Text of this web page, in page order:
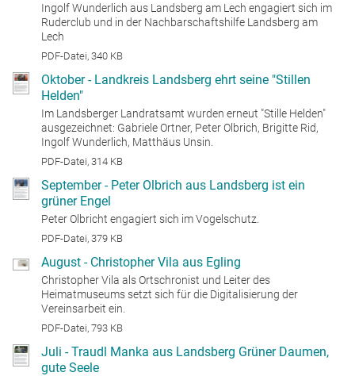
Ingolf Wunderlich aus Landsberg am Lech engagiert sich im
Ruderclub und in der Nachbarschaftshilfe Landsberg am
Lech
PDF-Datei, 340 KB
Oktober - Landkreis Landsberg ehrt seine "Stillen
Helden"
Im Landsberger Landratsamt wurden erneut "Stille Helden"
ausgezeichnet: Gabriele Ortner, Peter Olbrich, Brigitte Rid,
Ingolf Wunderlich, Matthäus Unsin.
PDF-Datei, 314 KB
September - Peter Olbrich aus Landsberg ist ein
grüner Engel
Peter Olbricht engagiert sich im Vogelschutz.
PDF-Datei, 379 KB
August - Christopher Vila aus Egling
Christopher Vila als Ortschronist und Leiter des
Heimatmuseums setzt sich für die Digitalisierung der
Vereinsarbeit ein.
PDF-Datei, 793 KB
Juli - Traudl Manka aus Landsberg Grüner Daumen,
gute Seele